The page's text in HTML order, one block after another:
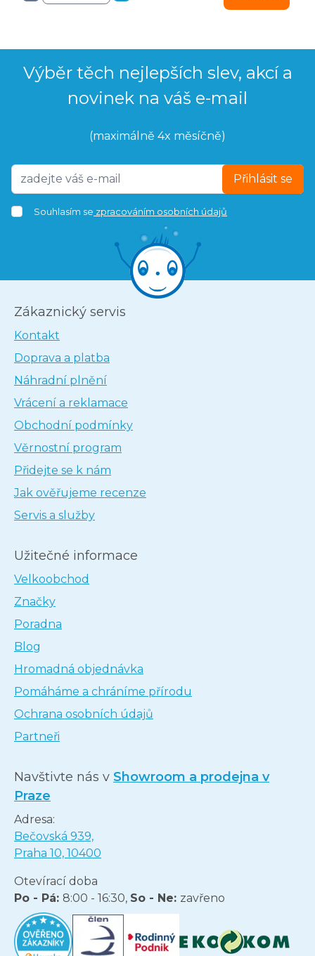
Výběr těch nejlepších slev, akcí a
novinek na váš e-mail
(maximálně 4x měsíčně)
Přihlásit se
Souhlasím se zpracováním osobních údajů
Zákaznický servis
Kontakt
Doprava a platba
Náhradní plnění
Vrácení a reklamace
Obchodní podmínky
Věrnostní program
Přidejte se k nám
Jak ověřujeme recenze
Servis a služby
Užitečné informace
Velkoobchod
Značky
Poradna
Blog
Hromadná objednávka
Pomáháme a chráníme přírodu
Ochrana osobních údajů
Partneři
Navštivte nás v Showroom a prodejna v
Praze
Adresa:
Bečovská 939,
Praha 10, 10400
Otevírací doba
Po - Pá: 8:00 - 16:30, So - Ne: zavřeno